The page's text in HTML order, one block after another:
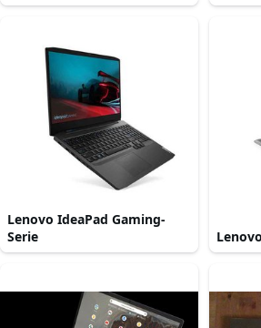
Lenovo IdeaPad Gaming-
Serie